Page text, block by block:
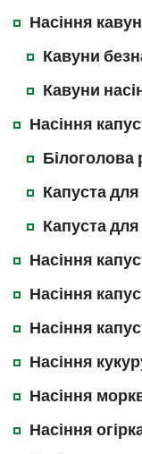
Насіння
Кавуни
Кавуни
Насіння
Білоголова
Капуста для
Капуста
Насіння
Насіння
Насіння
Насіння
Насіння
Насіння